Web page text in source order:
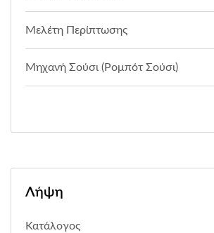
Μελέτη Περίπτωσης
Μηχανή Σούσι (Ρομπότ Σούσι)
Λήψη
Κατάλογος